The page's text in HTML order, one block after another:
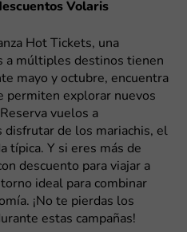
Volaris
Hot Tickets, una
a múltiples destinos tienen
mayo y octubre, encuentra
permiten explorar nuevos
vuelos a
disfrutar de los mariachis, el
típica. Y si eres más de
descuento para viajar a
ideal para combinar
¡No te pierdas los
estas campañas!